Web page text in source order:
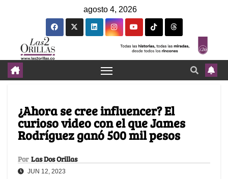
agosto 4, 2026
¿Ahora se cree influencer? El
curioso video con el que James
Rodríguez ganó 500 mil pesos
Por Las Dos Orillas
JUN 12, 2023